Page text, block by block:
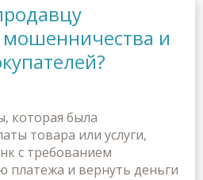
и
которая была
товара или услуги,
с требованием
платежа и вернуть деньги